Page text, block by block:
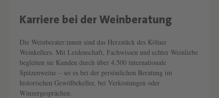
Text überspringen
Karriere bei der Weinberatung
Die Weinberater:innen sind das Herzstück des Kölner
Weinkellers. Mit Leidenschaft, Fachwissen und echter Weinliebe
begleiten sie Kunden durch über 4.500 internationale
Spitzenweine – sei es bei der persönlichen Beratung im
historischen Gewölbekeller, bei Verkostungen oder
Winzergesprächen.